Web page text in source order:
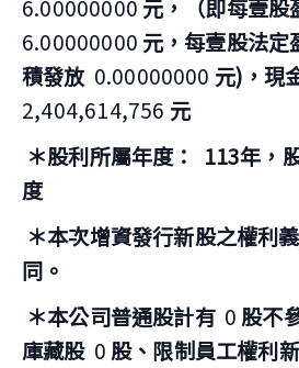
6.00000000 元，（即每壹股
6.00000000 元，每壹股法定
積發放 0.00000000 元)，現
2,404,614,756 元
＊股利所屬年度：
113年，
度
＊本次增資發行新股之權利
同。
＊本公司普通股計有 0 股不
庫藏股 0 股、限制員工權利